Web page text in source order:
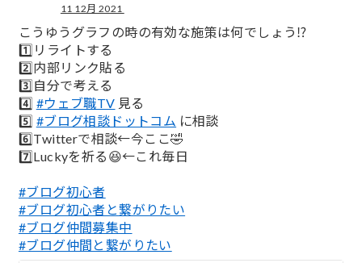
11 12月 2021
こうゆうグラフの時の有効な施策は何でしょう⁉️
1️⃣リライトする
2️⃣内部リンク貼る
3️⃣自分で考える
4️⃣ #ウェブ職TV 見る
5️⃣ #ブログ相談ドットコム に相談
6️⃣Twitterで相談←今ここ🤣
7️⃣Luckyを祈る😆←これ毎日
#ブログ初心者
#ブログ初心者と繋がりたい
#ブログ仲間募集中
#ブログ仲間と繋がりたい